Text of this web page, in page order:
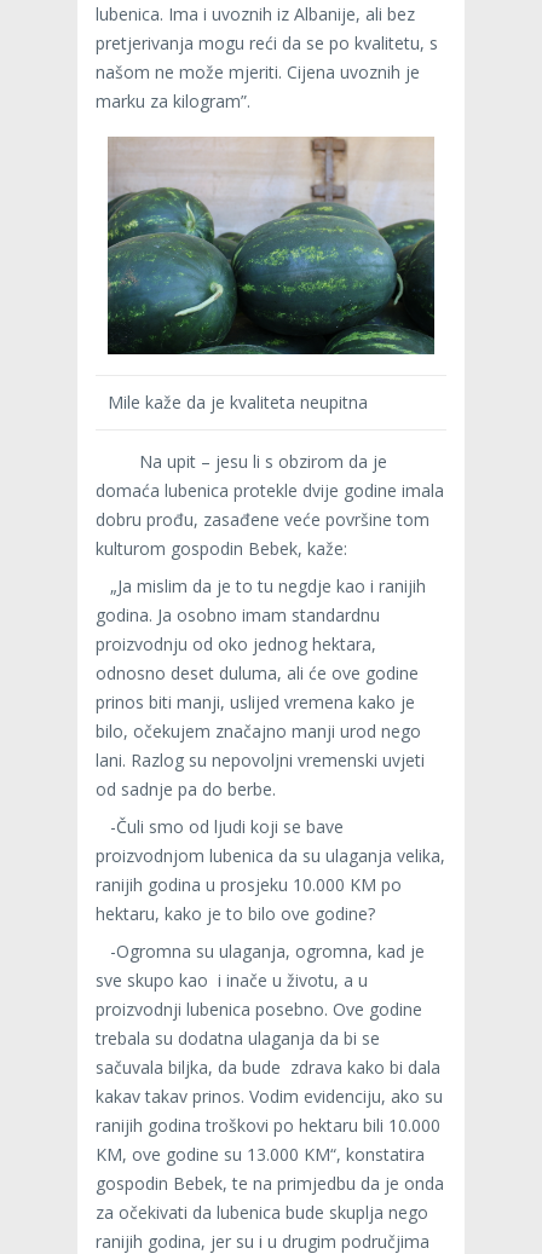
lubenica. Ima i uvoznih iz Albanije, ali bez
pretjerivanja mogu reći da se po kvalitetu, s
našom ne može mjeriti. Cijena uvoznih je
marku za kilogram”.
Mile kaže da je kvaliteta neupitna
Na upit – jesu li s obzirom da je
domaća lubenica protekle dvije godine imala
dobru prođu, zasađene veće površine tom
kulturom gospodin Bebek, kaže:
„Ja mislim da je to tu negdje kao i ranijih
godina. Ja osobno imam standardnu
proizvodnju od oko jednog hektara,
odnosno deset duluma, ali će ove godine
prinos biti manji, uslijed vremena kako je
bilo, očekujem značajno manji urod nego
lani. Razlog su nepovoljni vremenski uvjeti
od sadnje pa do berbe.
-Čuli smo od ljudi koji se bave
proizvodnjom lubenica da su ulaganja velika,
ranijih godina u prosjeku 10.000 KM po
hektaru, kako je to bilo ove godine?
-Ogromna su ulaganja, ogromna, kad je
sve skupo kao i inače u životu, a u
proizvodnji lubenica posebno. Ove godine
trebala su dodatna ulaganja da bi se
sačuvala biljka, da bude zdrava kako bi dala
kakav takav prinos. Vodim evidenciju, ako su
ranijih godina troškovi po hektaru bili 10.000
KM, ove godine su 13.000 KM“, konstatira
gospodin Bebek, te na primjedbu da je onda
za očekivati da lubenica bude skuplja nego
ranijih godina, jer su i u drugim područjima